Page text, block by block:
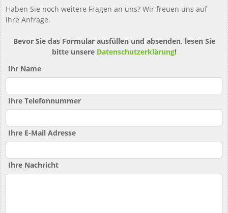
Haben Sie noch weitere Fragen an uns? Wir freuen uns auf
ihre Anfrage.
Bevor Sie das Formular ausfüllen und absenden, lesen Sie
bitte unsere Datenschutzerklärung!
Ihr Name
Ihre Telefonnummer
Ihre E-Mail Adresse
Ihre Nachricht